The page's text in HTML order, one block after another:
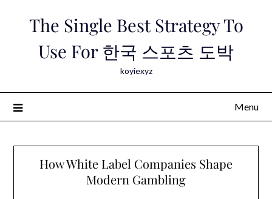
The Single Best Strategy To
Use For 한국 스포츠 도박
koyiexyz
Menu
How White Label Companies Shape
Modern Gambling